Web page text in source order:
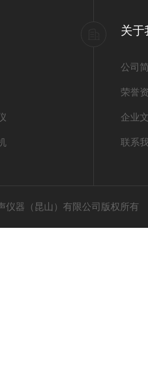
关于
公司
荣誉
企业
联系
仪器（昆山）有限公司版权所有